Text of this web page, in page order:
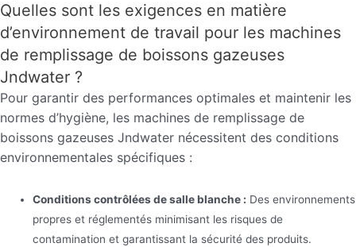
Quelles sont les exigences en matière
d’environnement de travail pour les machines
de remplissage de boissons gazeuses
Jndwater ?
Pour garantir des performances optimales et maintenir les
normes d’hygiène, les machines de remplissage de
boissons gazeuses Jndwater nécessitent des conditions
environnementales spécifiques :
Conditions contrôlées de salle blanche : Des environnements
propres et réglementés minimisant les risques de
contamination et garantissant la sécurité des produits.